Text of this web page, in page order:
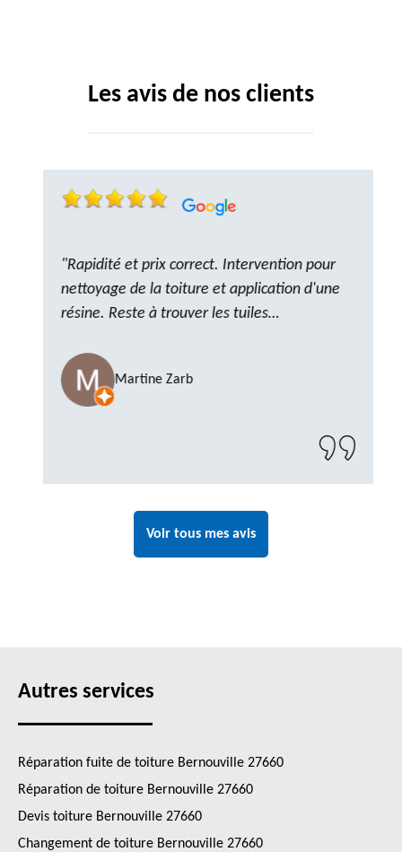
Les avis de nos clients
"Rapidité et prix correct. Intervention pour
nettoyage de la toiture et application d'une
résine. Reste à trouver les tuiles
compter sur M. GOT. Très content de la
prestation, a recommander sans problème"
Martine Zarb
Voir tous mes avis
Autres services
Réparation fuite de toiture Bernouville 27660
Réparation de toiture Bernouville 27660
Devis toiture Bernouville 27660
Changement de toiture Bernouville 27660